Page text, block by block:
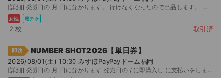
[詳細] 発券日の 月 日に分かります。 行けなくなったので出品します。 発売日の / に購入し、翌...
女性 電チケ
2 枚 取引済
即決 NUMBER SHOT2026【単日券】
2026/08/01(土) 10:30 みずほPayPayドーム福岡
[詳細] 発券日の 月 日に分かります 発売日の / に即購入し に支払いをしました。 例年通り購...